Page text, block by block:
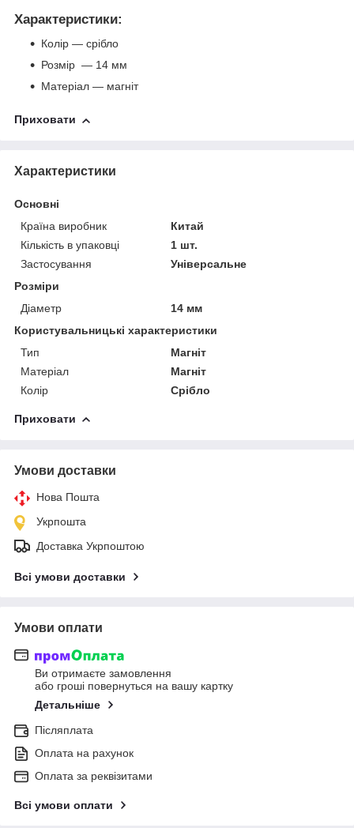
Характеристики:
Колір — срібло
Розмір — 14 мм
Матеріал — магніт
Приховати
Характеристики
Основні
Країна виробник
Китай
Кількість в упаковці
1 шт.
Застосування
Універсальне
Розміри
Діаметр
14 мм
Користувальницькі характеристики
Тип
Магніт
Матеріал
Магніт
Колір
Срібло
Приховати
Умови доставки
Нова Пошта
Укрпошта
Доставка Укрпоштою
Всі умови доставки
Умови оплати
Ви отримаєте замовлення
або гроші повернуться на вашу картку
Детальніше
Післяплата
Оплата на рахунок
Оплата за реквізитами
Всі умови оплати